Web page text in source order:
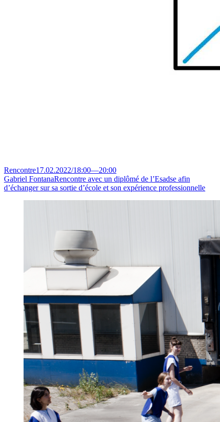
Rencontre17.02.2022/18:00—20:00
Gabriel FontanaRencontre avec un diplômé de l’Esadse afin
d’échanger sur sa sortie d’école et son expérience professionnelle